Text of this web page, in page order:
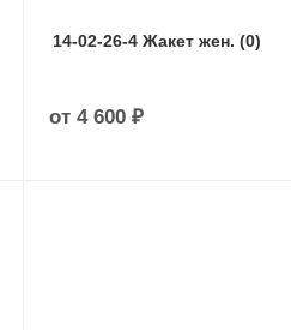
14-02-26-4 Жакет жен. (0)
от4 600 ₽